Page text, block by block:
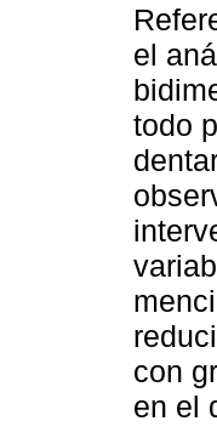
el
todo
con
en el